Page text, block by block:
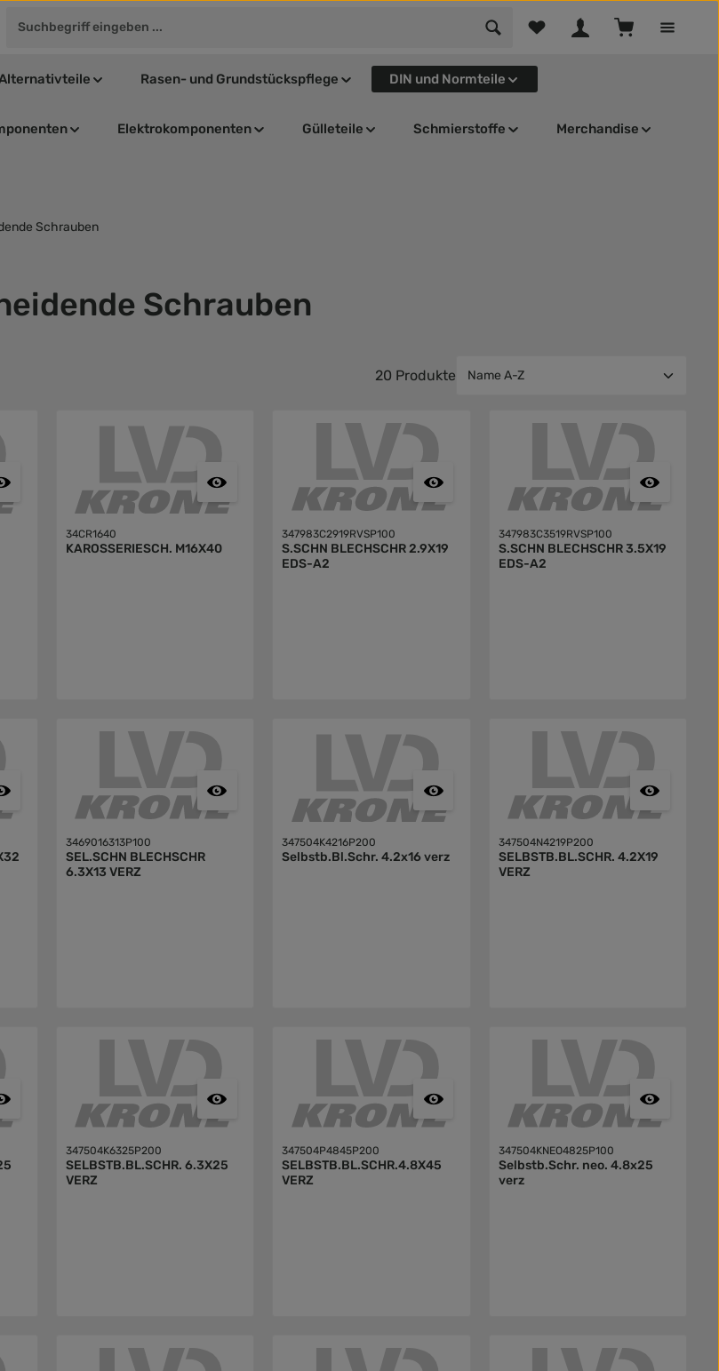
Du hast 0 Produkte auf dem
Rasen- und Grundstückspflege DIN und Normteile
Elektrokomponenten Gülleteile Schmierstoffe Merchandise
Schrauben
Schrauben
20 Produkte
34CR1640
KAROSSERIESCH. M16X40
347983C2919RVSP100
S.SCHN BLECHSCHR 2.9X19
EDS-A2
347983C3519RVSP100
S.SCHN BLECHSCHR 3.5X19
EDS-A2
3469016313P100
SEL.SCHN BLECHSCHR
6.3X13 VERZ
347504K4216P200
Selbstb.Bl.Schr. 4.2x16 verz
347504N4219P200
SELBSTB.BL.SCHR. 4.2X19
VERZ
347504K6325P200
SELBSTB.BL.SCHR. 6.3X25
VERZ
347504P4845P200
SELBSTB.BL.SCHR.4.8X45
VERZ
347504KNEO4825P100
Selbstb.Schr. neo. 4.8x25
verz